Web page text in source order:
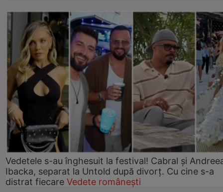
Vedetele s-au înghesuit la festival! Cabral și
Ibacka, separat la Untold după divorț. Cu cine s-a
distrat fiecare Vedete românești